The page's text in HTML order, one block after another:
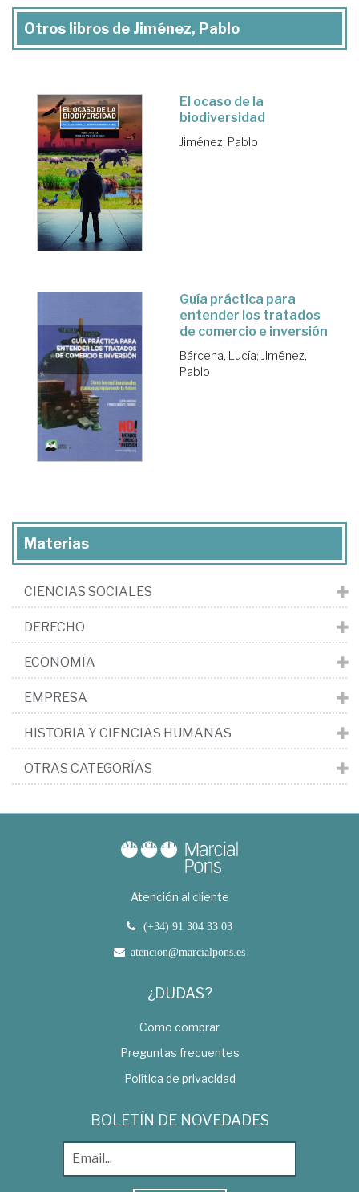
Otros libros de Jiménez, Pablo
El ocaso de la
biodiversidad
Jiménez, Pablo
Guía práctica para
entender los tratados
de comercio e inversión
Bárcena, Lucía; Jiménez,
Pablo
Materias
CIENCIAS SOCIALES
DERECHO
ECONOMÍA
EMPRESA
HISTORIA Y CIENCIAS HUMANAS
OTRAS CATEGORÍAS
Atención al cliente
(+34) 91 304 33 03
atencion@marcialpons.es
¿DUDAS?
Como comprar
Preguntas frecuentes
Política de privacidad
BOLETÍN DE NOVEDADES